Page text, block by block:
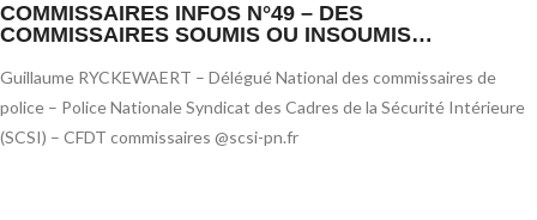
COMMISSAIRES INFOS N°49 – DES
COMMISSAIRES SOUMIS OU INSOUMIS…
Guillaume RYCKEWAERT – Délégué National des commissaires de
police – Police Nationale Syndicat des Cadres de la Sécurité Intérieure
(SCSI) – CFDT commissaires @scsi-pn.fr